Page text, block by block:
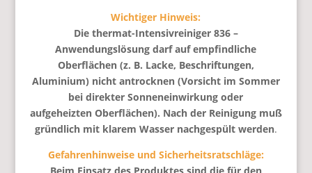
Wichtiger Hinweis:
Die thermat-Intensivreiniger 836 –
Anwendungslösung darf auf empfindliche
Oberflächen (z. B. Lacke, Beschriftungen,
Aluminium) nicht antrocknen (Vorsicht im Sommer
bei direkter Sonneneinwirkung oder
aufgeheizten Oberflächen). Nach der Reinigung muß
gründlich mit klarem Wasser nachgespült werden.
Gefahrenhinweise und Sicherheitsratschläge: